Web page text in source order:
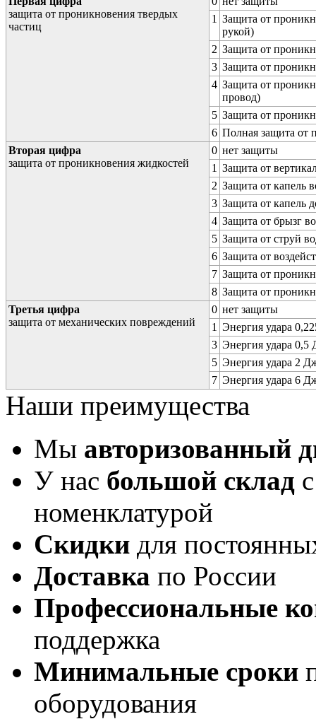
защита от проникновения твердых
частиц
1 Защита от
рукой)
2 Защита от
3 Защита от
4 Защита от
провод)
5 Защита от
6 Полная защита от
Вторая цифра
защита от проникновения жидкостей
0 нет защиты
1 Защита от
2 Защита от капель
3 Защита от капель
4 Защита от брызг
5 Защита от струй
6 Защита от
7 Защита от
8 Защита от
Третья цифра
защита от механических повреждений
0 нет защиты
1 Энергия удара
3 Энергия удара 0,5
5 Энергия удара 2
7 Энергия удара 6
Наши преимущества
Мы авторизованный
У нас большой склад
номенклатурой
Скидки для
Доставка по России
Профессиональные
поддержка
Минимальные сроки
оборудования